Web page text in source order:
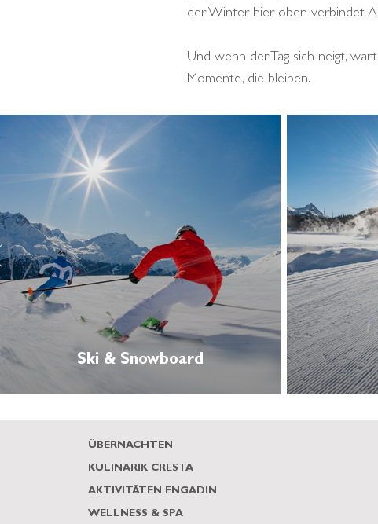
der Winter hier oben verbindet
Und wenn der Tag sich neigt,
Momente, die bleiben.
Ski & Snowboard
ÜBERNACHTEN
KULINARIK CRESTA
AKTIVITÄTEN ENGADIN
WELLNESS & SPA